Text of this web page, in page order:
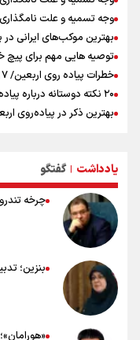
وجه تسمیه و علت نامگذاری
بهترین موکب‌های ایرانی در
توصیه هایی مهم برای پیچ
خطرات پیاده روی اربعین/ ۷ راهنمایی برای سفری ایمن و معنوی
۲۰ نکته دوستانه درباره پیاده روی اربعین و عراقی ها
بهترین ذکر در پیاده‌روی
نکاتی مهم برای حفظ سلامت
یادداشت | گفتگو
چرخه
بنزین؛